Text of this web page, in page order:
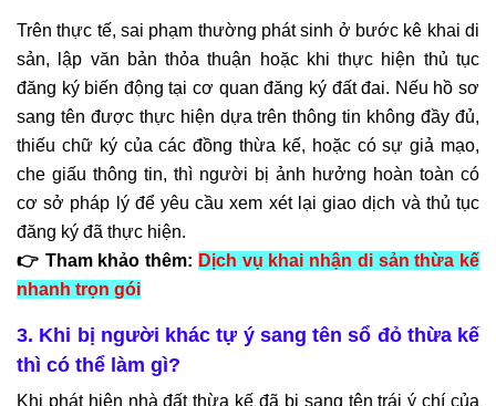
Trên thực tế, sai phạm thường phát sinh ở bước kê khai di
sản, lập văn bản thỏa thuận hoặc khi thực hiện thủ tục
đăng ký biến động tại cơ quan đăng ký đất đai. Nếu hồ sơ
sang tên được thực hiện dựa trên thông tin không đầy đủ,
thiếu chữ ký của các đồng thừa kế, hoặc có sự giả mạo,
che giấu thông tin, thì người bị ảnh hưởng hoàn toàn có
cơ sở pháp lý để yêu cầu xem xét lại giao dịch và thủ tục
đăng ký đã thực hiện.
👉 Tham khảo thêm: Dịch vụ khai nhận di sản thừa kế
nhanh trọn gói
3. Khi bị người khác tự ý sang tên sổ đỏ thừa kế
thì có thể làm gì?
Khi phát hiện nhà đất thừa kế đã bị sang tên trái ý chí của